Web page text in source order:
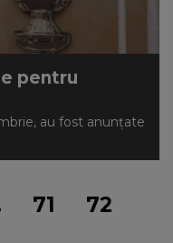
pentru
au fost anunțate
71
72